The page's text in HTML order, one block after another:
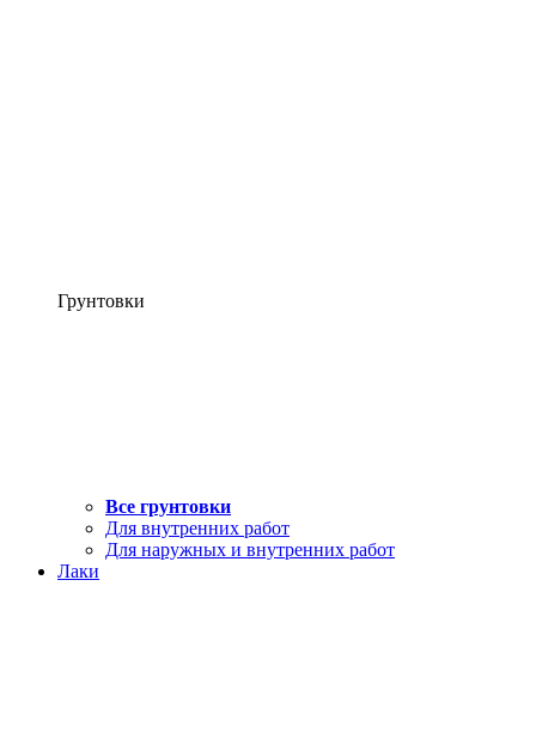
Грунтовки
Все грунтовки
Для внутренних работ
Для наружных и внутренних работ
Лаки